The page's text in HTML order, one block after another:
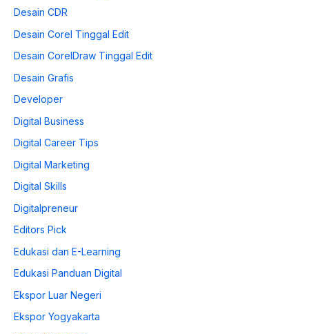
Desain CDR
Desain Corel Tinggal Edit
Desain CorelDraw Tinggal Edit
Desain Grafis
Developer
Digital Business
Digital Career Tips
Digital Marketing
Digital Skills
Digitalpreneur
Editors Pick
Edukasi dan E-Learning
Edukasi Panduan Digital
Ekspor Luar Negeri
Ekspor Yogyakarta